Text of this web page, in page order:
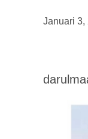
Januari 3,